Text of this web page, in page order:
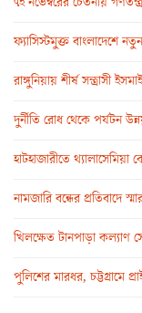
ফ্যাসিস্টমুক্ত বাংলাদেশে
রাঙ্গুনিয়ায় শীর্ষ সন্ত্রাসী
দুর্নীতি রোধ থেকে পর্যটন
হাটহাজারীতে
নামজারি বন্ধের প্রতিবাদে
খিলক্ষেত টানপাড়া কল্যাণ
পুলিশের মারধর, চট্টগ্রামে